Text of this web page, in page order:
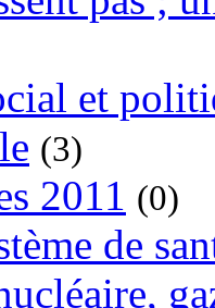
et
(3)
2011 (0)
de